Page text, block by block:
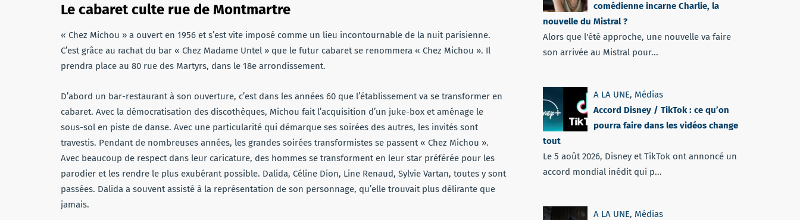
Le cabaret culte rue de Montmartre
« Chez Michou » a ouvert en 1956 et s’est vite imposé comme un lieu incontournable de la nuit parisienne.
C’est grâce au rachat du bar « Chez Madame Untel » que le futur cabaret se renommera « Chez Michou ». Il
prendra place au 80 rue des Martyrs, dans le 18e arrondissement.
D’abord un bar-restaurant à son ouverture, c’est dans les années 60 que l’établissement va se transformer en
cabaret. Avec la démocratisation des discothèques, Michou fait l’acquisition d’un juke-box et aménage le
sous-sol en piste de danse. Avec une particularité qui démarque ses soirées des autres, les invités sont
travestis. Pendant de nombreuses années, les grandes soirées transformistes se passent « Chez Michou ».
Avec beaucoup de respect dans leur caricature, des hommes se transforment en leur star préférée pour les
parodier et les rendre le plus exubérant possible. Dalida, Céline Dion, Line Renaud, Sylvie Vartan, toutes y sont
passées. Dalida a souvent assisté à la représentation de son personnage, qu’elle trouvait plus délirante que
jamais.
comédienne incarne Charlie, la
nouvelle du Mistral ?
Alors que l'été approche, une nouvelle va faire
son arrivée au Mistral pour...
A LA UNE, Médias
Accord Disney / TikTok : ce qu’on
pourra faire dans les vidéos change
tout
Le 5 août 2026, Disney et TikTok ont annoncé un
accord mondial inédit qui p...
A LA UNE, Médias